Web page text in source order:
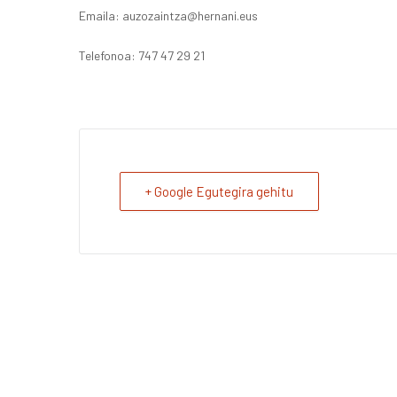
Emaila: auzozaintza@hernani.eus
Telefonoa: 747 47 29 21
+ Google Egutegira gehitu